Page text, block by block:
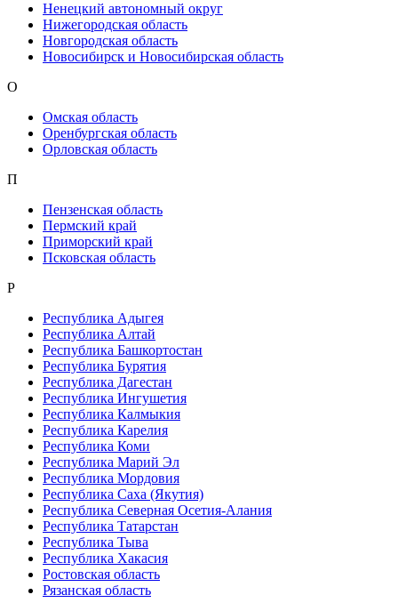
Ненецкий автономный округ
Нижегородская область
Новгородская область
Новосибирск и Новосибирская область
О
Омская область
Оренбургская область
Орловская область
П
Пензенская область
Пермский край
Приморский край
Псковская область
Р
Республика Адыгея
Республика Алтай
Республика Башкортостан
Республика Бурятия
Республика Дагестан
Республика Ингушетия
Республика Калмыкия
Республика Карелия
Республика Коми
Республика Марий Эл
Республика Мордовия
Республика Саха (Якутия)
Республика Северная Осетия-Алания
Республика Татарстан
Республика Тыва
Республика Хакасия
Ростовская область
Рязанская область